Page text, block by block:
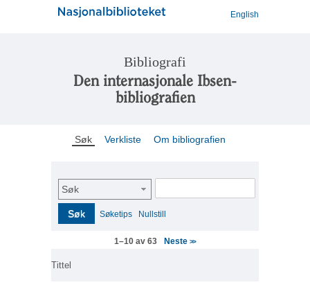
English
Bibliografi
Den internasjonale Ibsen-
bibliografien
Søk Verkliste Om bibliografien
Søk
Søk Søketips Nullstill
1–10 av 63 Neste>>
Tittel